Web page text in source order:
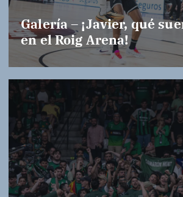
Galería – ¡Javier, qué
en el Roig Arena!